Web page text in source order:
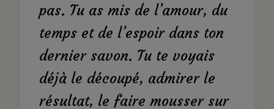
pas. Tu as mis de l’amour, du
temps et de l’espoir dans ton
dernier savon. Tu te voyais
déjà le découpé, admirer le
résultat, le faire mousser sur